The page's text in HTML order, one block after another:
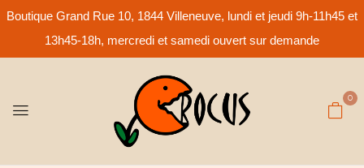
Boutique Grand Rue 10, 1844 Villeneuve, lundi et jeudi 9h-11h45 et
13h45-18h, mercredi et samedi ouvert sur demande
0